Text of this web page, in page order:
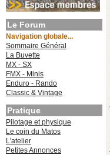
Le Forum
Navigation globale...
Sommaire Général
La Buvette
MX - SX
FMX - Minis
Enduro - Rando
Classic & Vintage
Pratique
Pilotage et physique
Le coin du Matos
L'atelier
Petites Annonces